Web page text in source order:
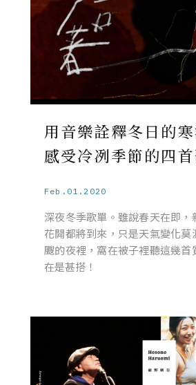
用音樂詮釋冬日的
感受冷冽季節的四
Feb.01.2020
深夜冬季歌單。雖說春天在即，
花開都將到來，只是天氣變化莫
颼的夜裡，窩在被子裡聽這幾首
在是甚搭！